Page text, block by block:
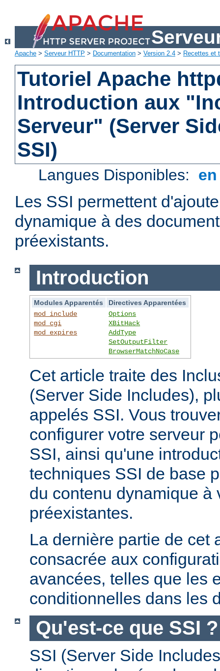
Apache > Serveur HTTP > Documentation > Version 2.4 > Recettes et
Tutoriel Apache
Introduction aux
Serveur" (Server
SSI)
Langues Disponibles:
Les SSI permettent
dynamique à des
préexistants.
Introduction
Modules Apparentés
Directives Apparentées
mod_include
mod_cgi
mod_expires
Options
XBitHack
AddType
SetOutputFilter
BrowserMatchNoCase
Cet article traite des
(Server Side Includes),
appelés SSI. Vous
configurer votre serveur
SSI, ainsi qu'une
techniques SSI de base
du contenu dynamique à
préexistantes.
La dernière partie de cet
consacrée aux
avancées, telles que les
conditionnelles dans les
Qu'est-ce que SSI ?
SSI (Server Side